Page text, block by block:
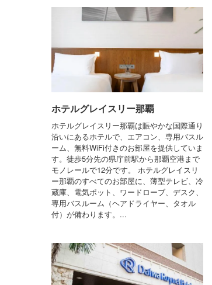
ホテルグレイスリー那覇
ホテルグレイスリー那覇は賑やかな国際通り
沿いにあるホテルで、エアコン、専用バスル
ーム、無料WiFi付きのお部屋を提供していま
す。徒歩5分先の県庁前駅から那覇空港まで
モノレールで12分です。 ホテルグレイスリ
ー那覇のすべてのお部屋に、薄型テレビ、冷
蔵庫、電気ポット、ワードローブ、デスク、
専用バスルーム（ヘアドライヤー、タオル
付）が備わります。...